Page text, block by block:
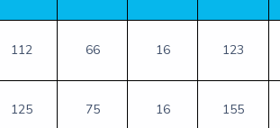
112 66 16 123
125 75 16 155